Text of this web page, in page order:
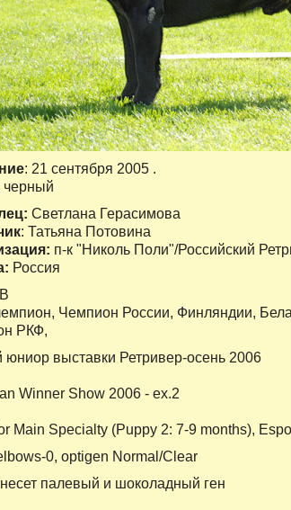
: 21 сентября 2005 .
черный
Светлана Герасимова
: Татьяна Потовина
п-к "Николь Поли"/Российский
Россия
Чемпион России, Финляндии,
РКФ,
юниор выставки Ретривер-осень 2006
Winner Show 2006 - ex.2
Main Specialty (Puppy 2: 7-9 months),
0, optigen Normal/Clear
палевый и шоколадный ген